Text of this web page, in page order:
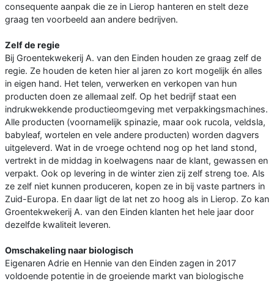
consequente aanpak die ze in Lierop hanteren en stelt deze
graag ten voorbeeld aan andere bedrijven.
Zelf de regie
Bij Groentekwekerij A. van den Einden houden ze graag zelf de
regie. Ze houden de keten hier al jaren zo kort mogelijk én alles
in eigen hand. Het telen, verwerken en verkopen van hun
producten doen ze allemaal zelf. Op het bedrijf staat een
indrukwekkende productieomgeving met verpakkingsmachines.
Alle producten (voornamelijk spinazie, maar ook rucola, veldsla,
babyleaf, wortelen en vele andere producten) worden dagvers
uitgeleverd. Wat in de vroege ochtend nog op het land stond,
vertrekt in de middag in koelwagens naar de klant, gewassen en
verpakt. Ook op levering in de winter zien zij zelf streng toe. Als
ze zelf niet kunnen produceren, kopen ze in bij vaste partners in
Zuid-Europa. En daar ligt de lat net zo hoog als in Lierop. Zo kan
Groentekwekerij A. van den Einden klanten het hele jaar door
dezelfde kwaliteit leveren.
Omschakeling naar biologisch
Eigenaren Adrie en Hennie van den Einden zagen in 2017
voldoende potentie in de groeiende markt van biologische